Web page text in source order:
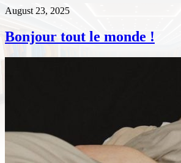
August 23, 2025
Bonjour tout le monde !